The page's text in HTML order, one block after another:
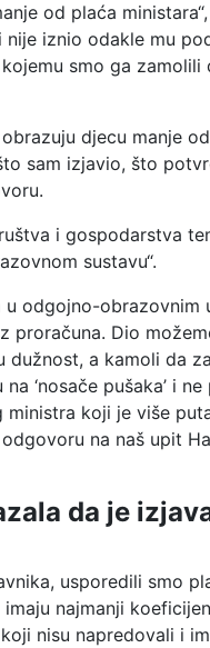
od plaća
iznio odakle mu
smo ga
djecu manje
sam izjavio, što
i gospodarstva
sustavu“.
odgojno-obrazovnim
Dio
a kamoli da
‘nosače pušaka’ i
koji je više
na naš upit
da je
usporedili smo
najmanji
nisu napredovali i